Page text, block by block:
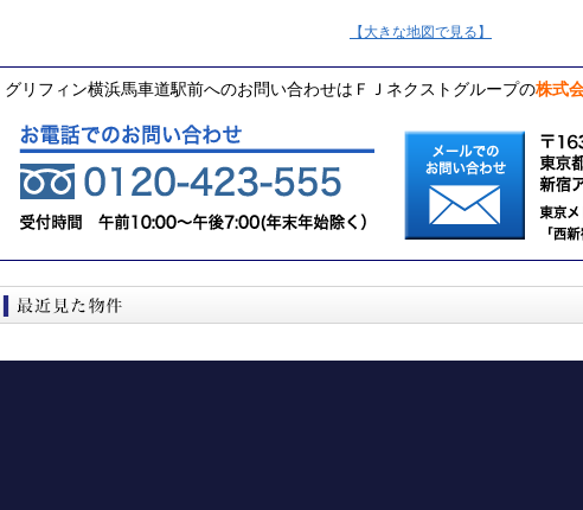
【大きな地図で見る】
グリフィン横浜馬車道駅前へのお問い合わせはＦＪネクストグループの株式